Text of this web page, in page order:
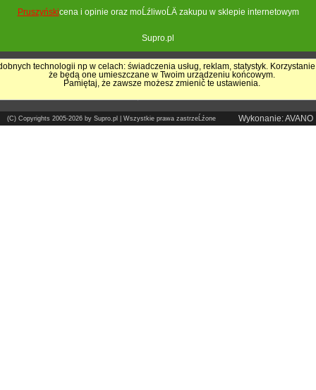
Pruszyńskicena i opinie oraz moĹźliwoĹÄ zakupu w sklepie internetowym
Supro.pl
Pokrycia Dachowe - Supro.pl
Sklep internetowy
Wykonanie: AVANO
(C) Copyrights 2005-2026 by Supro.pl | Wszystkie prawa zastrzeĹźone
technologii np w celach: świadczenia usług, reklam, statystyk.
że będą one umieszczane w Twoim urządzeniu końcowym.
Pamiętaj, że zawsze możesz zmienić te ustawienia.